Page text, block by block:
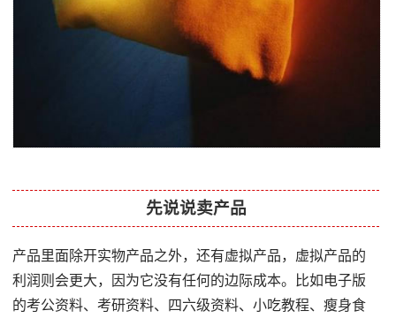
先说说卖产品
产品里面除开实物产品之外，还有虚拟产品，虚拟产品的
利润则会更大，因为它没有任何的边际成本。比如电子版
的考公资料、考研资料、四六级资料、小吃教程、瘦身食